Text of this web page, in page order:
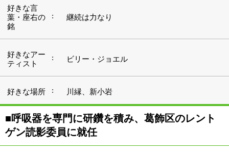
病気になったことがきっかけでした。祖母はいつも私の
ことを大事にしてくれていたものですから、何か手助け
ができたら……と考えたのです。自分の専門に「呼吸
器」を選んだのは、指導を担当してくださった教授の存
在が大きかったでしょうか。呼吸器がご専門だった教授
は人間的にも素晴らしい方で、「この方の下で診療して
いきたい」という気持ちから、呼吸器内科を専門に経験
を重ねることになりました。その後、教授の勧めもあっ
て診療の場を神奈川県立がんセンターに移しましたが、
この ときの経験が医師として大きな武器になっている
と感じます。神奈川県立がんセンターは、肺がん治療に
おいて全国でも有数の症例数を誇る施設で、最先端かつ
充実した設備を備えていました。私が当院で診療する傍
ら葛飾区のレントゲン読影委員を務めているのも、神奈
川時代に培った読影力のおかげだと思っています。